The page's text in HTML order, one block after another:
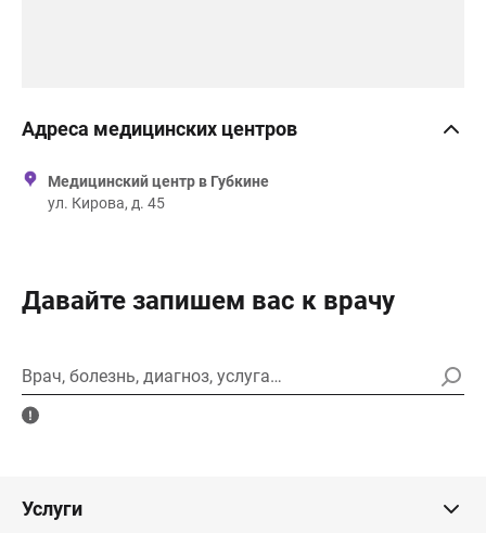
Адреса медицинских центров
Медицинский центр в Губкине
ул. Кирова, д. 45
Давайте запишем вас к врачу
Врач, болезнь, диагноз, услуга…
Услуги